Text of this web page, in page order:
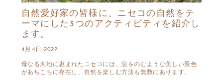
自然愛好家の皆様に、ニセコの自然をテ
ーマにした3つのアクティビティを紹介し
ます。
4月 4日, 2022
母なる大地に恵まれたニセコには、息をのむような美しい景色
があちこちに存在し、自然を楽しむ方法も無数にあります。